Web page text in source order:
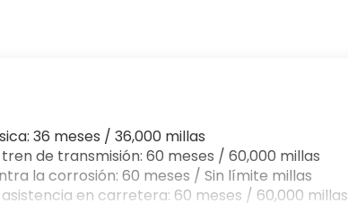
36 meses / 36,000 millas
de transmisión: 60 meses / 60,000 millas
la corrosión: 60 meses / Sin límite millas
en carretera: 60 meses / 60,000 millas